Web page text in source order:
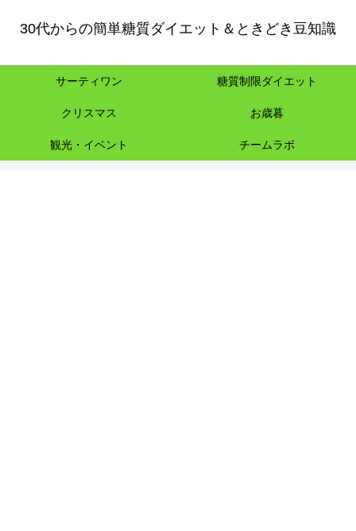
30代からの簡単糖質ダイエット＆ときどき豆知識
サーティワン 糖質制限ダイエット
クリスマス お歳暮
観光・イベント チームラボ